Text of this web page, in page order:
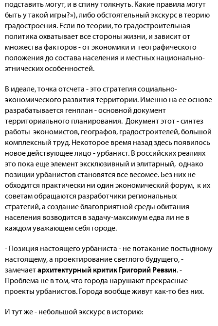
подставить могут, и в спину толкнуть. Какие правила могут
быть у такой игры?»), либо обстоятельный экскурс в теорию
градостроения. Если по теории, то градостроительная
политика охватывает все стороны жизни, и зависит от
множества факторов - от экономики и географического
положения до состава населения и местных национально-
этнических особенностей.
В идеале, точка отсчета - это стратегия социально-
экономического развития территории. Именно на ее основе
разрабатывается генплан - основной документ
территориального планирования. Документ этот - синтез
работы экономистов, географов, градостроителей, большой
комплексный труд. Некоторое время назад здесь появилось
новое действующее лицо - урбанист. В российских реалиях
это пока еще элемент эксклюзивный и элитарный, однако
позиции урбанистов становятся все весомее. Без них не
обходится практически ни один экономический форум, к их
советам обращаются разработчики региональных
стратегий, а создание благоприятной среды обитания
населения возводится в задачу-максимум едва ли не в
каждом уважающем себя городе.
- Позиция настоящего урбаниста - не потакание постыдному
настоящему, а проектирование светлого будущего, -
замечаетархитектурный критик Григорий Ревзин. -
Проблема не в том, что города нарушают прекрасные
проекты урбанистов. Города вообще живут как-то без них.
И тут же - небольшой экскурс в историю: